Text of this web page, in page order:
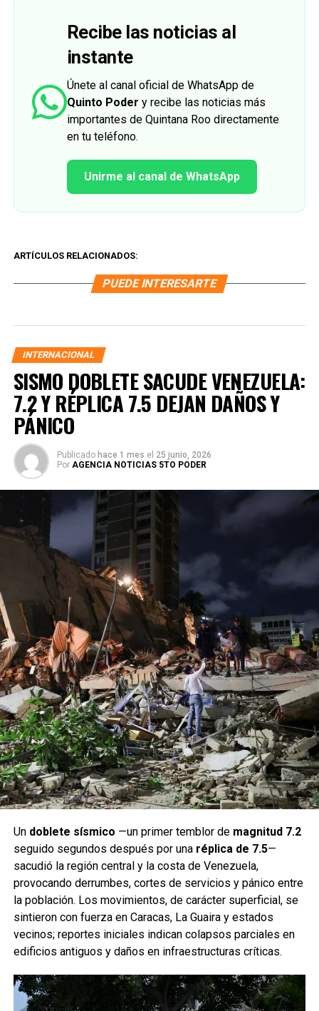
Recibe las noticias al
instante
Únete al canal oficial de WhatsApp de
Quinto Poder y recibe las noticias más
importantes de Quintana Roo directamente
en tu teléfono.
Unirme al canal de WhatsApp
ARTÍCULOS RELACIONADOS:
PUEDE INTERESARTE
INTERNACIONAL
SISMO DOBLETE SACUDE VENEZUELA:
7.2 Y RÉPLICA 7.5 DEJAN DAÑOS Y
PÁNICO
Publicado hace 1 mes el 25 junio, 2026
Por AGENCIA NOTICIAS 5TO PODER
Un doblete sísmico —un primer temblor de magnitud 7.2
seguido segundos después por una réplica de 7.5—
sacudió la región central y la costa de Venezuela,
provocando derrumbes, cortes de servicios y pánico entre
la población. Los movimientos, de carácter superficial, se
sintieron con fuerza en Caracas, La Guaira y estados
vecinos; reportes iniciales indican colapsos parciales en
edificios antiguos y daños en infraestructuras críticas.